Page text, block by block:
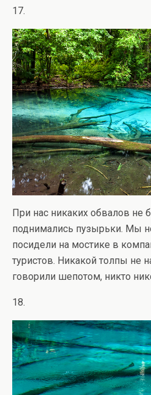
17.
При нас никаких обвалов не
поднимались пузырьки. Мы
посидели на мостике в
туристов. Никакой толпы не
говорили шепотом, никто
18.